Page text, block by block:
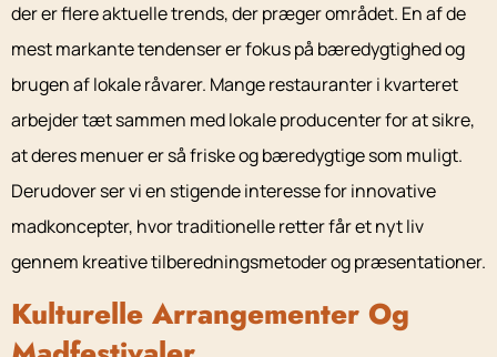
der er flere aktuelle trends, der præger området. En af de
mest markante tendenser er fokus på bæredygtighed og
brugen af lokale råvarer. Mange restauranter i kvarteret
arbejder tæt sammen med lokale producenter for at sikre,
at deres menuer er så friske og bæredygtige som muligt.
Derudover ser vi en stigende interesse for innovative
madkoncepter, hvor traditionelle retter får et nyt liv
gennem kreative tilberedningsmetoder og præsentationer.
Kulturelle Arrangementer Og